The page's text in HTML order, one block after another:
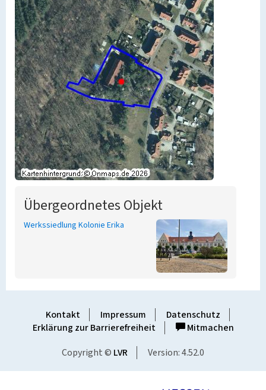
Übergeordnetes Objekt
Werkssiedlung Kolonie Erika
Kontakt Impressum
Datenschutz
Erklärung zur Barrierefreiheit
Mitmachen
Copyright © LVR Version: 4.52.0